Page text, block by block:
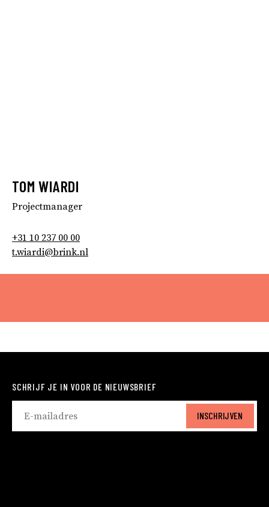
TOM WIARDI
Projectmanager
+31 10 237 00 00
t.wiardi@brink.nl
SCHRIJF JE IN VOOR DE NIEUWSBRIEF
INSCHRIJVEN